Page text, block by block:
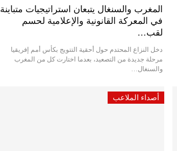
المغرب والسنغال يتبعان استراتيجيات متباينة
في المعركة القانونية والإعلامية لحسم
لقب…
دخل النزاع المحتدم حول أحقية التتويج بكأس أمم إفريقيا
مرحلة جديدة من التصعيد، بعدما اختارت كل من المغرب
والسنغال…
أصداء الملاعب